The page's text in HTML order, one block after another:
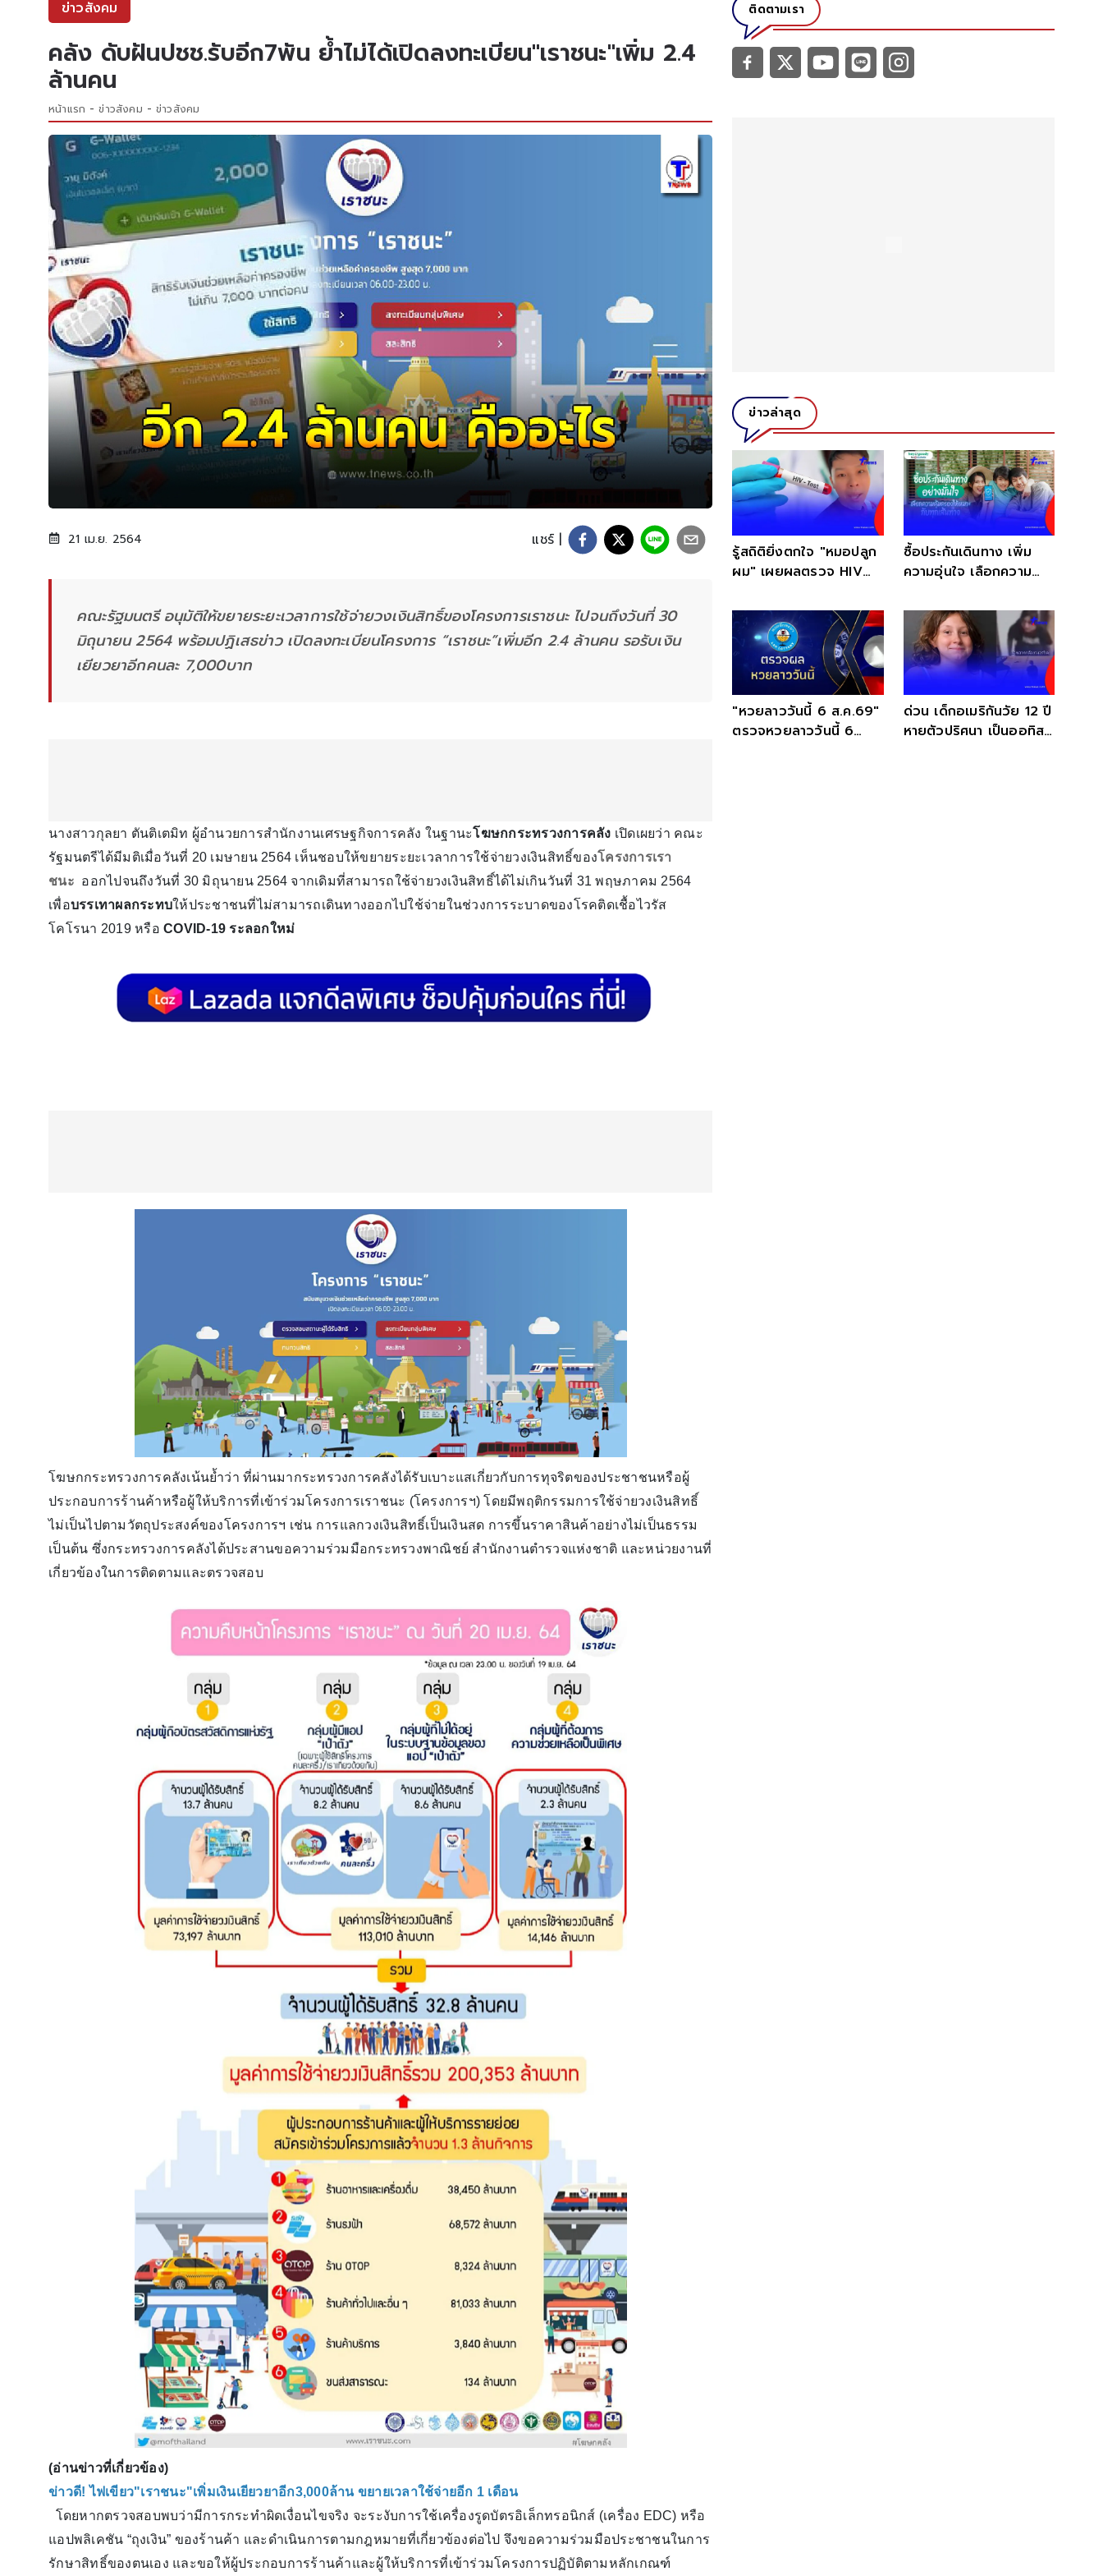
ข่าวสังคม
คลัง ดับฝันปชช.รับอีก7พัน ย้ำไม่ได้เปิดลงทะเบียน"เราชนะ"เพิ่ม 2.4
ล้านคน
หน้าแรก ข่าวสังคม ข่าวสังคม
21 เม.ย. 2564 แชร์ |
คณะรัฐมนตรี อนุมัติให้ขยายระยะเวลาการใช้จ่ายวงเงินสิทธิ์ของโครงการเราชนะ ไปจนถึงวันที่ 30
มิถุนายน 2564 พร้อมปฏิเสธข่าว เปิดลงทะเบียนโครงการ “เราชนะ”เพิ่มอีก 2.4 ล้านคน รอรับเงิน
เยียวยาอีกคนละ 7,000บาท
นางสาวกุลยา ตันติเตมิท ผู้อำนวยการสำนักงานเศรษฐกิจการคลัง ในฐานะโฆษกกระทรวงการคลัง เปิดเผยว่า คณะ
รัฐมนตรีได้มีมติเมื่อวันที่ 20 เมษายน 2564 เห็นชอบให้ขยายระยะเวลาการใช้จ่ายวงเงินสิทธิ์ของโครงการเรา
ชนะ ออกไปจนถึงวันที่ 30 มิถุนายน 2564 จากเดิมที่สามารถใช้จ่ายวงเงินสิทธิ์ได้ไม่เกินวันที่ 31 พฤษภาคม 2564
เพื่อบรรเทาผลกระทบให้ประชาชนที่ไม่สามารถเดินทางออกไปใช้จ่ายในช่วงการระบาดของโรคติดเชื้อไวรัส
โคโรนา 2019 หรือ COVID-19 ระลอกใหม่
โฆษกกระทรวงการคลังเน้นย้ำว่า ที่ผ่านมากระทรวงการคลังได้รับเบาะแสเกี่ยวกับการทุจริตของประชาชนหรือผู้
ประกอบการร้านค้าหรือผู้ให้บริการที่เข้าร่วมโครงการเราชนะ (โครงการฯ) โดยมีพฤติกรรมการใช้จ่ายวงเงินสิทธิ์
ไม่เป็นไปตามวัตถุประสงค์ของโครงการฯ เช่น การแลกวงเงินสิทธิ์เป็นเงินสด การขึ้นราคาสินค้าอย่างไม่เป็นธรรม
เป็นต้น ซึ่งกระทรวงการคลังได้ประสานขอความร่วมมือกระทรวงพาณิชย์ สำนักงานตำรวจแห่งชาติ และหน่วยงานที่
เกี่ยวข้องในการติดตามและตรวจสอบ
(อ่านข่าวที่เกี่ยวข้อง)
ข่าวดี! ไฟเขียว"เราชนะ"เพิ่มเงินเยียวยาอีก3,000ล้าน ขยายเวลาใช้จ่ายอีก 1 เดือน
โดยหากตรวจสอบพบว่ามีการกระทำผิดเงื่อนไขจริง จะระงับการใช้เครื่องรูดบัตรอิเล็กทรอนิกส์ (เครื่อง EDC) หรือ
แอปพลิเคชัน “ถุงเงิน” ของร้านค้า และดำเนินการตามกฎหมายที่เกี่ยวข้องต่อไป จึงขอความร่วมมือประชาชนในการ
รักษาสิทธิ์ของตนเอง และขอให้ผู้ประกอบการร้านค้าและผู้ให้บริการที่เข้าร่วมโครงการปฏิบัติตามหลักเกณฑ์
ติดตามเรา
ข่าวล่าสุด
รู้สถิติยิ่งตกใจ "หมอปลูก
ผม" เผยผลตรวจ HIV
ซื้อประกันเดินทาง เพิ่ม
ความอุ่นใจ เลือกความ
"หวยลาววันนี้ 6 ส.ค.69"
ตรวจหวยลาววันนี้ 6
ด่วน เด็กอเมริกันวัย 12 ปี
หายตัวปริศนา เป็นออทิสติ